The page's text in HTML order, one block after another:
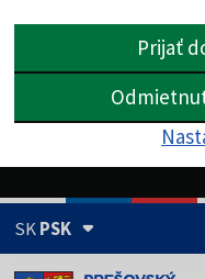
Prijať
SKPSK